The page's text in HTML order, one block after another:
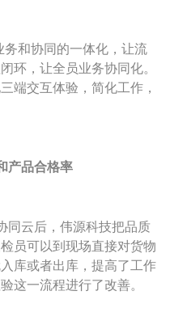
务和协同的一体化，让流
环，让全员业务协同化。
端交互体验，简化工作，
产品合格率
同云后，伟源科技把品质
员可以到现场直接对货物
库或者出库，提高了工作
这一流程进行了改善。